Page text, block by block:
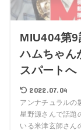
MIU404第9
ハムちゃん
スパートへ
2022.07.04
アンナチュラルの
星野源さんで話題
いる米津玄師さん